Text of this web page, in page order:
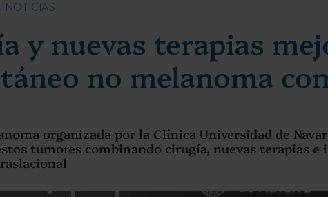
NOTICIAS
y nuevas terapias
no melanoma
organizada por la Clínica Universidad de
tumores combinando cirugía, nuevas terapias e